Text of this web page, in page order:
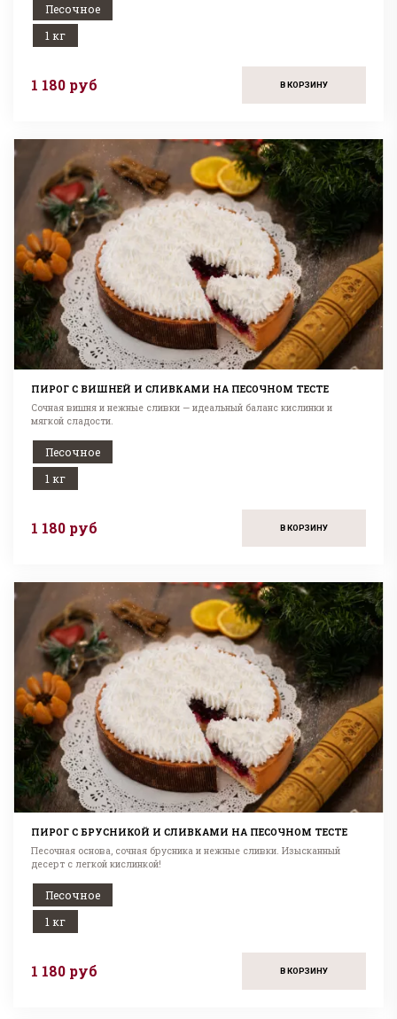
Песочное
1 кг
1 180 руб В КОРЗИНУ
ПИРОГ С ВИШНЕЙ И СЛИВКАМИ НА ПЕСОЧНОМ ТЕСТЕ
Сочная вишня и нежные сливки — идеальный баланс кислинки и
мягкой сладости.
Песочное
1 кг
1 180 руб В КОРЗИНУ
ПИРОГ С БРУСНИКОЙ И СЛИВКАМИ НА ПЕСОЧНОМ ТЕСТЕ
Песочная основа, сочная брусника и нежные сливки. Изысканный
десерт с легкой кислинкой!
Песочное
1 кг
1 180 руб В КОРЗИНУ